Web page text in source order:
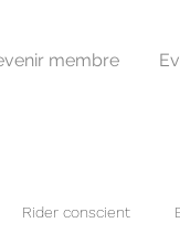
membre
Rider conscient